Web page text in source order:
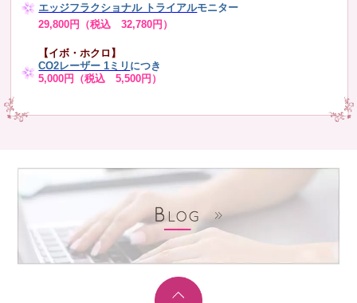
エッジフラクショナル トライアルモニター
29,800円（税込 32,780円）
【イボ・ホクロ】
CO2レーザー 1ミリ につき
5,000円（税込 5,500円）